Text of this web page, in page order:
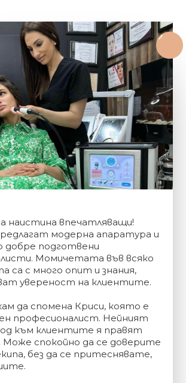
наистина впечатляващи!
модерна апаратура и
добре подготвени
Момичетата във всяко
са с много опит и знания,
увереност на клиентите.
да спомена Криси, която е
професионалист. Нейният
към клиентите я правят
Може спокойно да се доверите
без да се притеснявате,